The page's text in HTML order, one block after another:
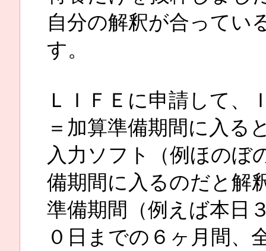
自分の解釈が合ってい
す。
ＬＩＦＥに申請して、
＝加算準備期間に入る
入力ソフト（例ほのぼ
備期間に入るのだと解
準備期間（例えば本日
０日までの６ヶ月間、